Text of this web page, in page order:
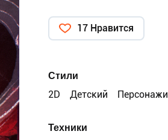
17 Нравится
Стили
2D
Детский Персонажи
Техники